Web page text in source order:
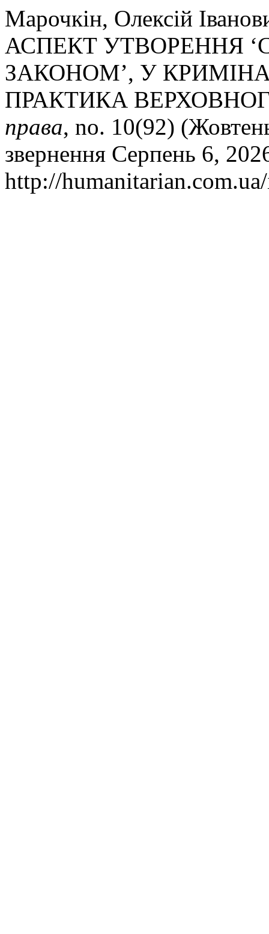
Марочкін, Олексій
АСПЕКТ УТВОРЕННЯ
ЗАКОНОМ’, У
ПРАКТИКА
права, no. 10(92)
звернення Серпень 6,
http://